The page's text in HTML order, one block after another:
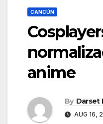
CANCÚN
anime
By Darset
AUG 16,